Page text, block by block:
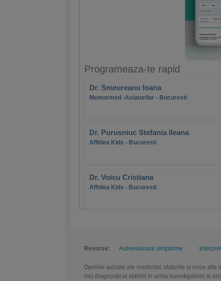
Programeaza-te rapid
Dr. Smeureanu Ioana
Memormed -Aviatorilor - Bucuresti
Dr. Purusniuc Stefania Ileana
Affidea Kids - Bucuresti
Dr. Voicu Cristiana
Affidea Kids - Bucuresti
Resurse: Autoevaluare simptome
Opiniile avizate ale medicilor, sfaturile si orice
nici diagnosticul stabilit in urma investigatiilor si